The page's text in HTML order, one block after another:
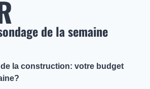
de la semaine
la construction: votre budget